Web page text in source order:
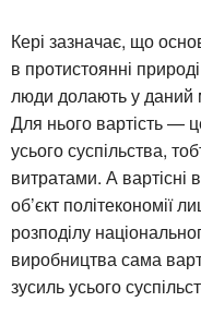
Кері зазначає, що
в протистоянні природі
люди долають у даний
Для нього вартість —
усього суспільства,
витратами. А вартісні
об’єкт політекономії
розподілу
виробництва сама
зусиль усього